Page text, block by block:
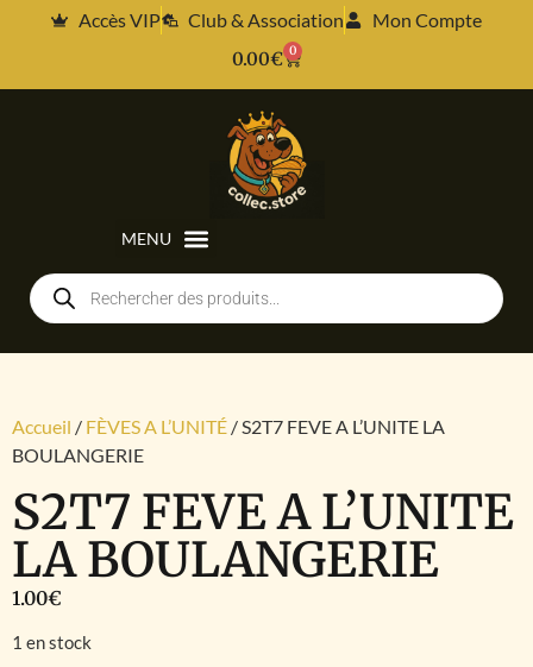
Accès VIP Club & Association
Mon Compte
0.00€ 0
Accueil / FÈVES A L’UNITÉ / S2T7 FEVE A L’UNITE LA
BOULANGERIE
S2T7 FEVE A L’UNITE
LA BOULANGERIE
1.00€
1 en stock